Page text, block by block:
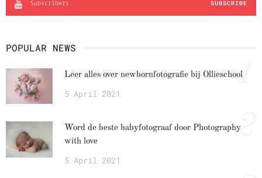
Subscribers SUBSCRIBE
POPULAR NEWS
Leer alles over newbornfotografie bij Ollieschool
5 April 2021
1
Word de beste babyfotograaf door Photography
with love
5 April 2021
2